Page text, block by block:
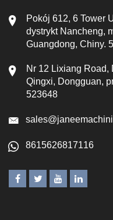
Pokój 612, 6 Tower
dystrykt Nancheng,
Guangdong, Chiny.
Nr 12 Lixiang Road,
Qingxi, Dongguan,
523648
8615626817116